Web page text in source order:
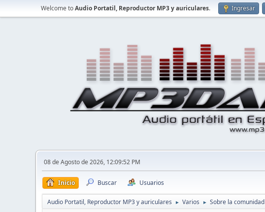
Welcome toAudio Portatil, Reproductor MP3 y auriculares. Ingresar
08 de Agosto de 2026, 12:09:52 PM
Inicio Buscar Usuarios
Audio Portatil, Reproductor MP3 y auriculares ► Varios ► Sobre la comunidad